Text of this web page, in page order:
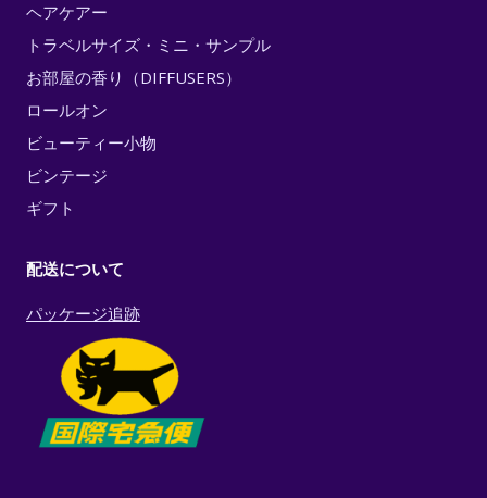
ヘアケアー
トラベルサイズ・ミニ・サンプル
お部屋の香り（DIFFUSERS）
ロールオン
ビューティー小物
ビンテージ
ギフト
配送について
パッケージ追跡